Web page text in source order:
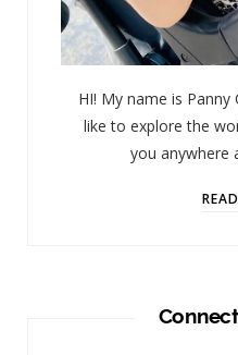
HI! My name is Panny
like to explore the
you anywhere